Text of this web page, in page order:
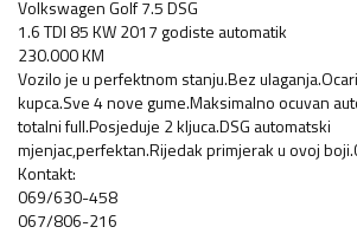
Volkswagen Golf 7.5 DSG
1.6 TDI 85 KW 2017 godiste automatik
230.000 KM
Vozilo je u perfektnom stanju.Bez
kupca.Sve 4 nove gume.Maksimalno ocuvan
totalni full.Posjeduje 2 kljuca.DSG automatski
mjenjac,perfektan.Rijedak primjerak u ovoj
Kontakt:
069/630-458
067/806-216